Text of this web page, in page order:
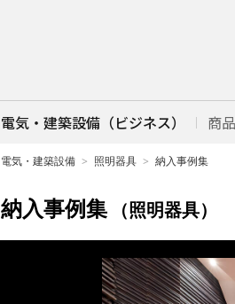
電気・建築設備（ビジネス） 商
電気・建築設備 照明器具 納入事例集
納入事例集 （照明器具）